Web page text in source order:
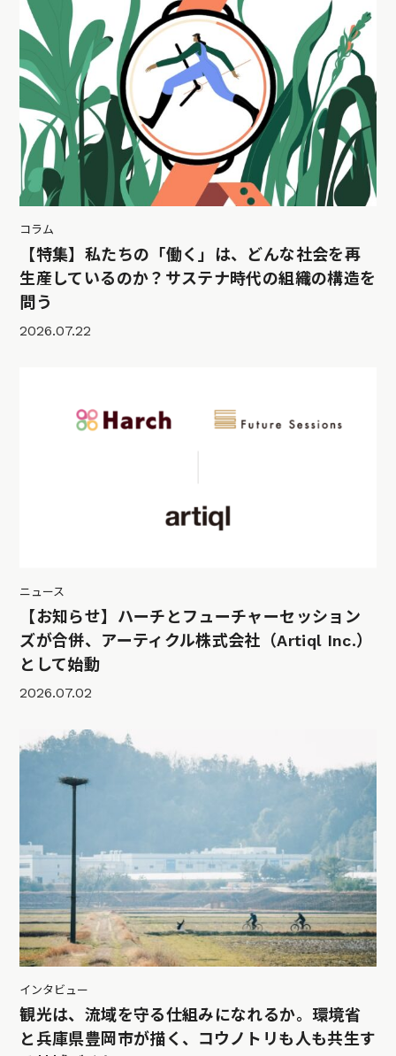
コラム
【特集】私たちの「働く」は、どんな社会を再
生産しているのか？サステナ時代の組織の構造を
問う
2026.07.22
ニュース
【お知らせ】ハーチとフューチャーセッション
ズが合併、アーティクル株式会社（Artiql Inc.）
として始動
2026.07.02
インタビュー
観光は、流域を守る仕組みになれるか。環境省
と兵庫県豊岡市が描く、コウノトリも人も共生す